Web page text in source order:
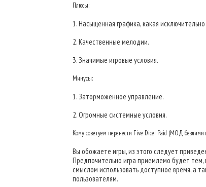
Плюсы:
1. Насыщенная графика, какая
2. Качественные мелодии.
3. Значимые игровые условия.
Минусы:
1. Заторможенное управление.
2. Огромные системные условия.
Кому советуем перенести Five Dice! Paid (МОД
Вы обожаете игры, из этого следует
Предпочительно игра приемлемо будет
смыслом использовать доступное время, а
пользователям.